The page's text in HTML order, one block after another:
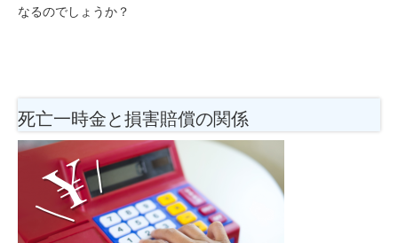
なるのでしょうか？
死亡一時金と損害賠償の関係